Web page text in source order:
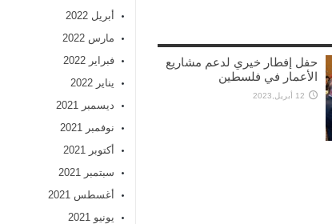
حفل إفطار خيري لدعم مشاريع
الأعمار في فلسطين
12 أبريل,2023
أبريل 2022
مارس 2022
فبراير 2022
يناير 2022
ديسمبر 2021
نوفمبر 2021
أكتوبر 2021
سبتمبر 2021
أغسطس 2021
يونيو 2021